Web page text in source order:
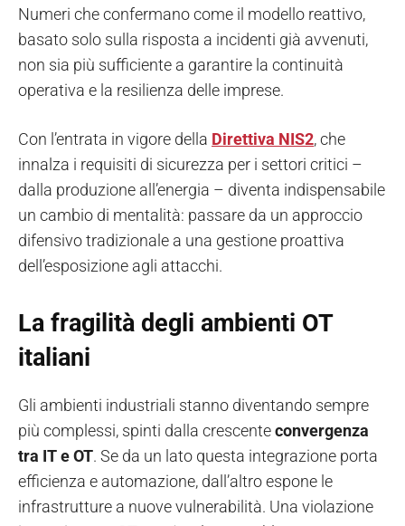
Numeri che confermano come il modello reattivo,
basato solo sulla risposta a incidenti già avvenuti,
non sia più sufficiente a garantire la continuità
operativa e la resilienza delle imprese.
Con l’entrata in vigore della Direttiva NIS2, che
innalza i requisiti di sicurezza per i settori critici –
dalla produzione all’energia – diventa indispensabile
un cambio di mentalità: passare da un approccio
difensivo tradizionale a una gestione proattiva
dell’esposizione agli attacchi.
La fragilità degli ambienti OT
italiani
Gli ambienti industriali stanno diventando sempre
più complessi, spinti dalla crescenteconvergenza
tra IT e OT. Se da un lato questa integrazione porta
efficienza e automazione, dall’altro espone le
infrastrutture a nuove vulnerabilità. Una violazione